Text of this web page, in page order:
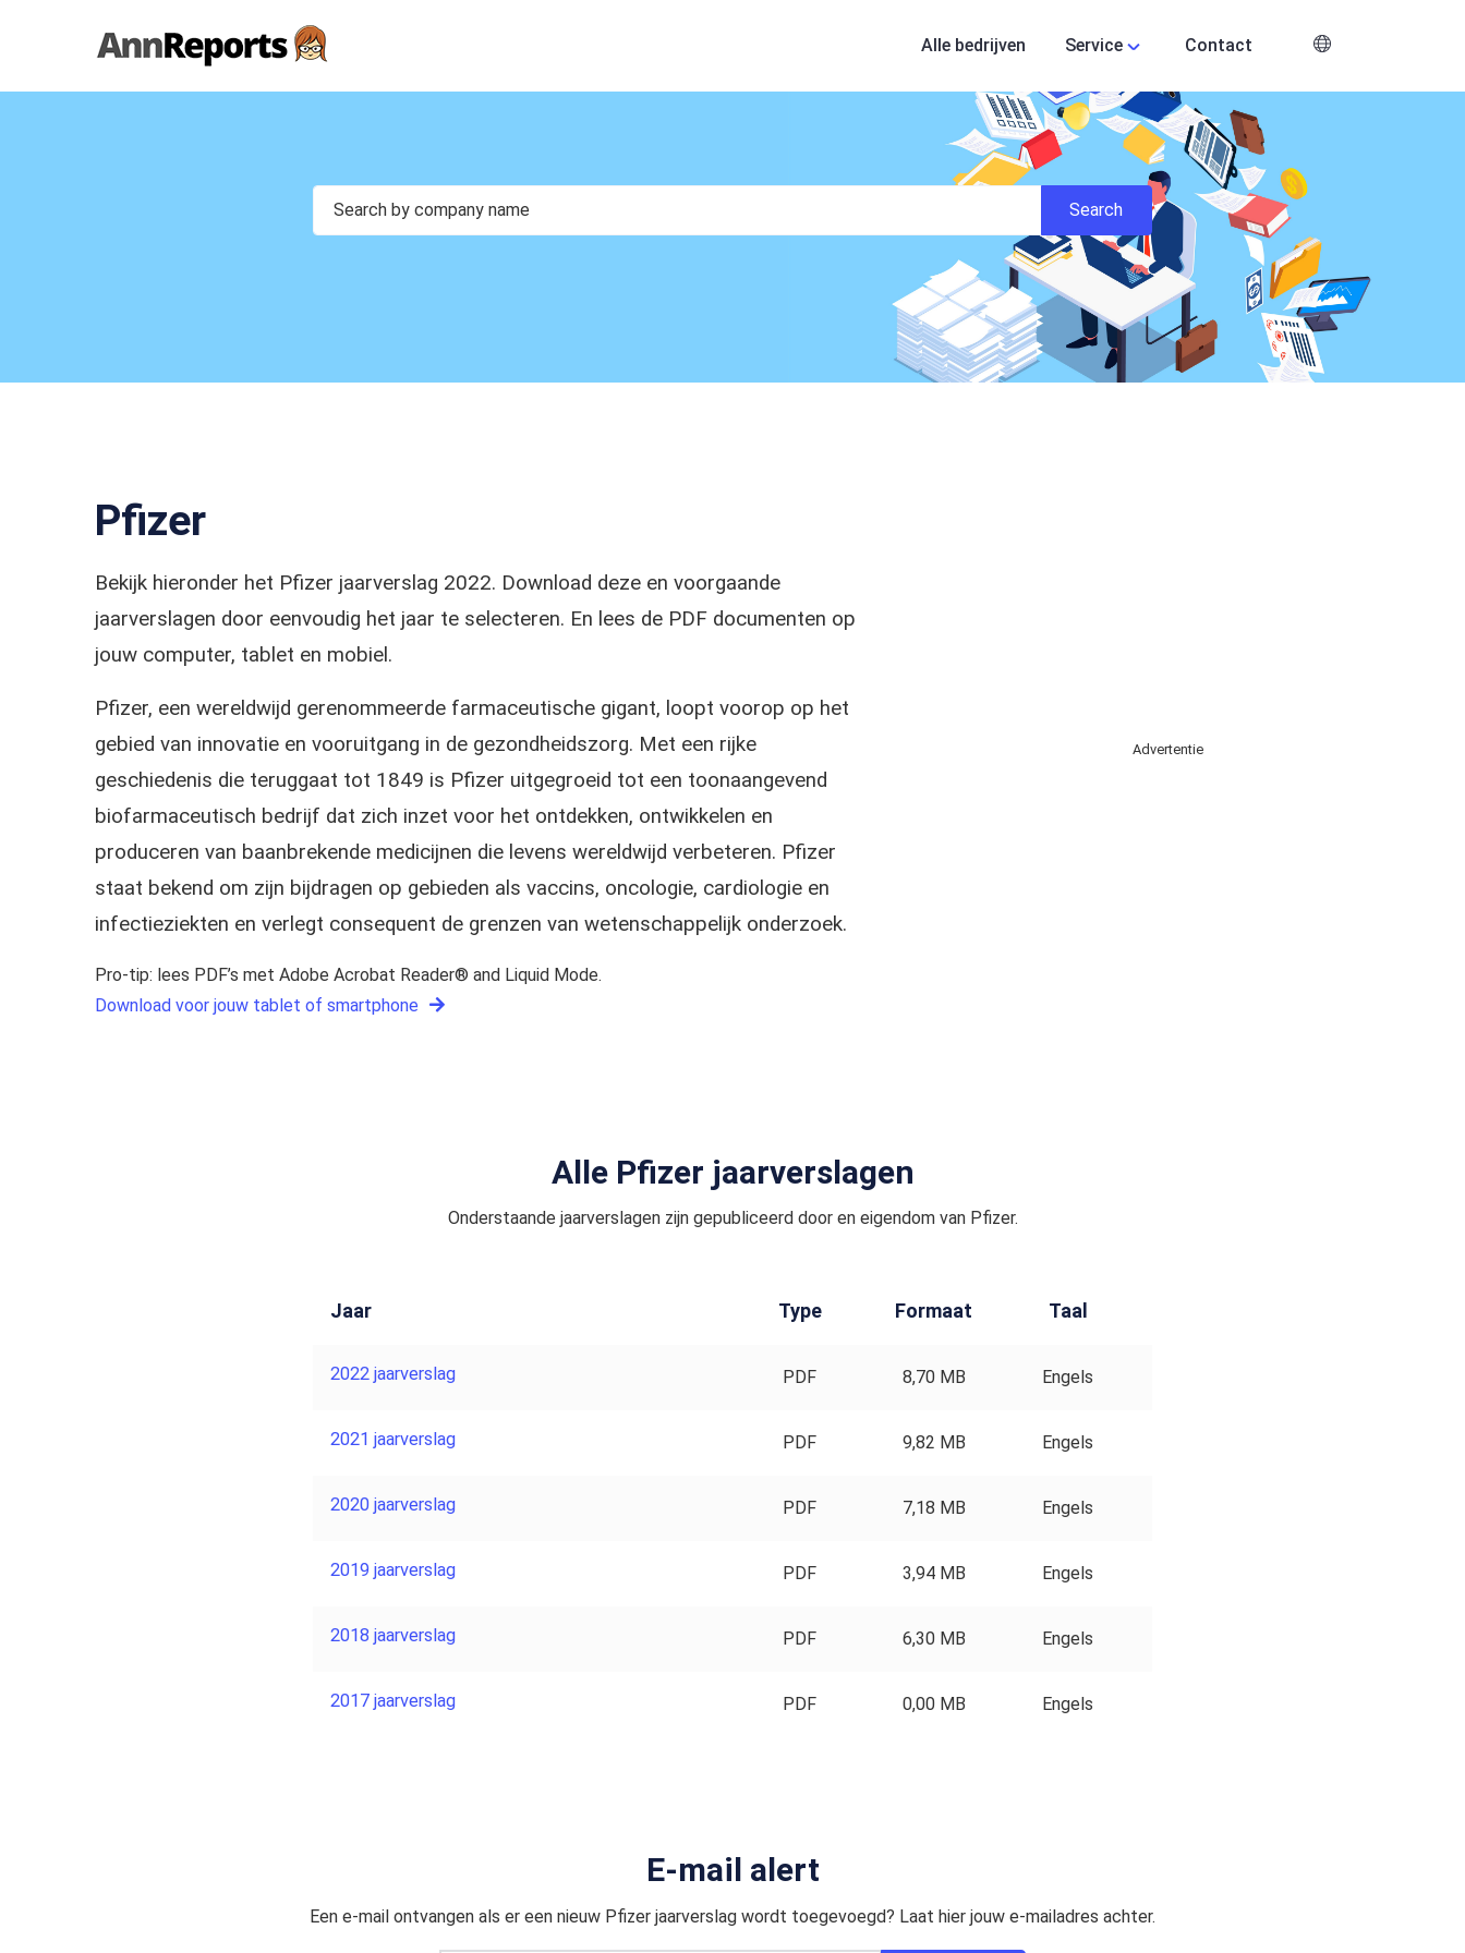
Alle bedrijven Service Contact
Pfizer
Bekijk hieronder het Pfizer jaarverslag 2022. Download deze en voorgaande
jaarverslagen door eenvoudig het jaar te selecteren. En lees de PDF documenten op
jouw computer, tablet en mobiel.
Pfizer, een wereldwijd gerenommeerde farmaceutische gigant, loopt voorop op het
gebied van innovatie en vooruitgang in de gezondheidszorg. Met een rijke
geschiedenis die teruggaat tot 1849 is Pfizer uitgegroeid tot een toonaangevend
biofarmaceutisch bedrijf dat zich inzet voor het ontdekken, ontwikkelen en
produceren van baanbrekende medicijnen die levens wereldwijd verbeteren. Pfizer
staat bekend om zijn bijdragen op gebieden als vaccins, oncologie, cardiologie en
infectieziekten en verlegt consequent de grenzen van wetenschappelijk onderzoek.
Pro-tip: lees PDF’s met Adobe Acrobat Reader® and Liquid Mode.
Download voor jouw tablet of smartphone
Advertentie
Alle Pfizer jaarverslagen
Onderstaande jaarverslagen zijn gepubliceerd door en eigendom van Pfizer.
Jaar Type Formaat Taal
2022 jaarverslag PDF 8,70 MB Engels
2021 jaarverslag PDF 9,82 MB Engels
2020 jaarverslag PDF 7,18 MB Engels
2019 jaarverslag PDF 3,94 MB Engels
2018 jaarverslag PDF 6,30 MB Engels
2017 jaarverslag PDF 0,00 MB Engels
E-mail alert
Een e-mail ontvangen als er een nieuw Pfizer jaarverslag wordt toegevoegd? Laat hier jouw e-mailadres achter.